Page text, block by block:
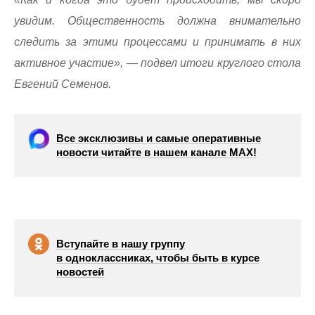
увидим. Общественность должна внимательно
следить за этими процессами и принимать в них
активное участие», — подвел итоги круглого стола
Евгений Семенов.
Все эксклюзивы и самые оперативные
новости читайте в нашем канале МАХ!
Вступайте в нашу группу
в одноклассниках, чтобы быть в курсе
новостей